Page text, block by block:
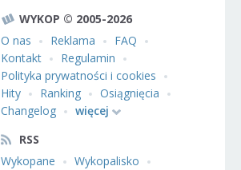
WYKOP © 2005-2026
O nas
Reklama
FAQ
Kontakt
Regulamin
Polityka prywatności i cookies
Hity
Ranking
Osiągnięcia
Changelog
więcej
RSS
Wykopane
Wykopalisko